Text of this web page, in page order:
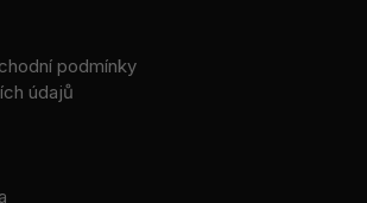
podmínky
údajů